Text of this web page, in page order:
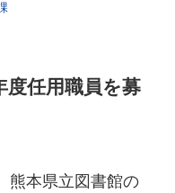
度任用職員を募
熊本県立図書館の